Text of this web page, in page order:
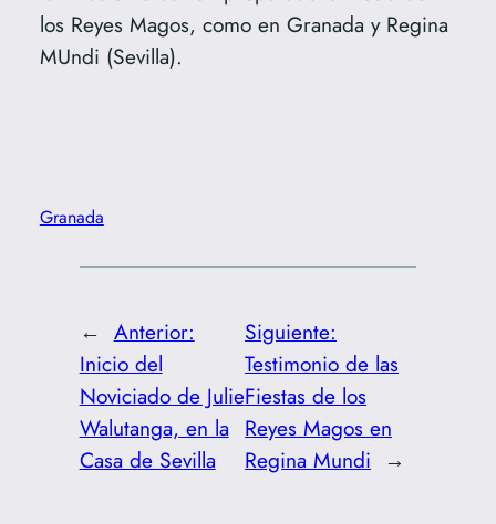
los Reyes Magos, como en Granada y Regina
MUndi (Sevilla).
Granada
← Anterior:
Inicio del
Noviciado de Julie
Walutanga, en la
Casa de Sevilla
Siguiente:
Testimonio de las
Fiestas de los
Reyes Magos en
Regina Mundi →